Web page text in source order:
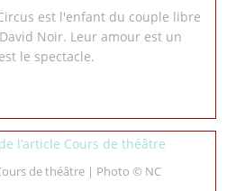
est l'enfant du couple libre
Noir. Leur amour est un
le spectacle.
de théâtre | Photo © NC